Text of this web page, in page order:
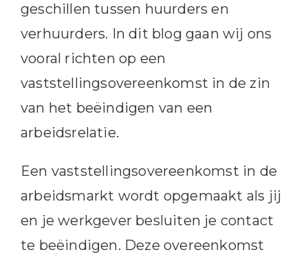
geschillen tussen huurders en
verhuurders. In dit blog gaan wij ons
vooral richten op een
vaststellingsovereenkomst in de zin
van het beëindigen van een
arbeidsrelatie.
Een vaststellingsovereenkomst in de
arbeidsmarkt wordt opgemaakt als jij
en je werkgever besluiten je contact
te beëindigen. Deze overeenkomst